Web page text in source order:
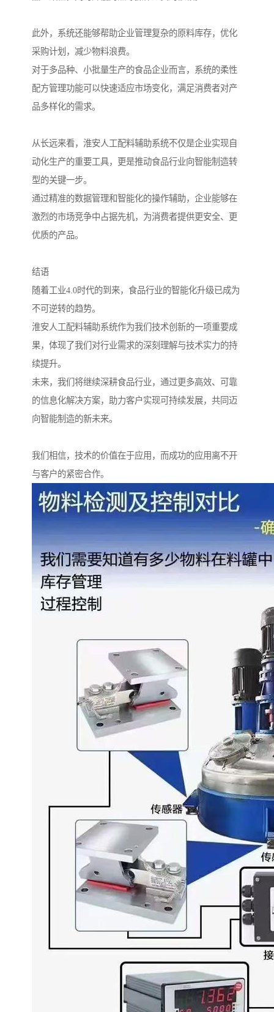
此外，系统还能够帮助企业管理复杂的原料库存，优化
采购计划，减少物料浪费。
对于多品种、小批量生产的食品企业而言，系统的柔性
配方管理功能可以快速适应市场变化，满足消费者对产
品多样化的需求。
从长远来看，淮安人工配料辅助系统不仅是企业实现自
动化生产的重要工具，更是推动食品行业向智能制造转
型的关键一步。
通过精准的数据管理和智能化的操作辅助，企业能够在
激烈的市场竞争中占据先机，为消费者提供更安全、更
优质的产品。
结语
随着工业4.0时代的到来，食品行业的智能化升级已成为
不可逆转的趋势。
淮安人工配料辅助系统作为我们技术创新的一项重要成
果，体现了我们对行业需求的深刻理解与技术实力的持
续提升。
未来，我们将继续深耕食品行业，通过更多高效、可靠
的信息化解决方案，助力客户实现可持续发展，共同迈
向智能制造的新未来。
我们相信，技术的价值在于应用，而成功的应用离不开
与客户的紧密合作。